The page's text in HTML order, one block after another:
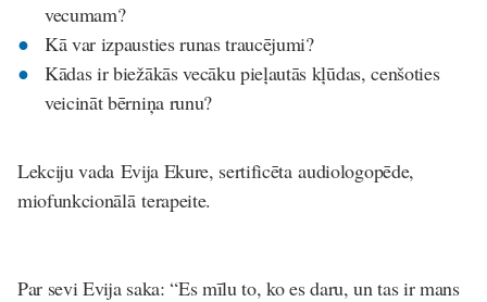
vecumam?
Kā var izpausties runas traucējumi?
Kādas ir biežākās vecāku pieļautās kļūdas, cenšoties
veicināt bērniņa runu?
Lekciju vada Evija Ekure, sertificēta audiologopēde,
miofunkcionālā terapeite.
Par sevi Evija saka: “Es mīlu to, ko es daru, un tas ir mans